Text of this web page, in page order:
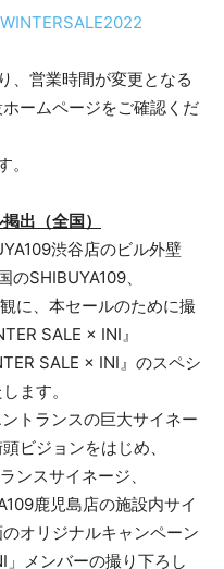
、営業時間が変更となる
ームページをご確認くだ
出（全国）
渋谷店のビル外壁
のSHIBUYA109、
に、本セールのために撮
SALE × INI』
SALE × INI』のスペシ
ます。
トランスの巨大サイネー
ビジョンをはじめ、
ンスサイネージ、
鹿児島店の施設内サイ
オリジナルキャンペーン
メンバーの撮り下ろし